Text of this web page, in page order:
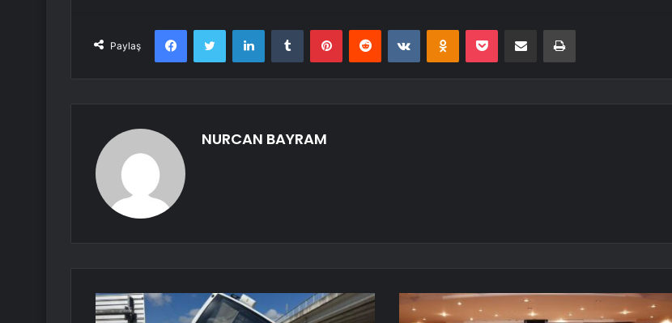
Paylaş
FacebookTwitter LinkedInTumblr PinterestReddit VKontakteOdnoklassniki
Pocket E-Posta ile paylaş Yazdır
NURCAN BAYRAM